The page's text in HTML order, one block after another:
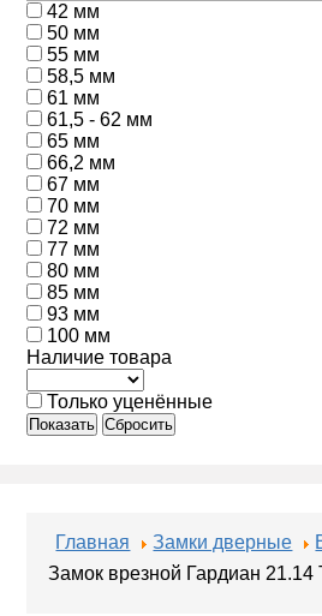
42 мм
50 мм
55 мм
58,5 мм
61 мм
61,5 - 62 мм
65 мм
66,2 мм
67 мм
70 мм
72 мм
77 мм
80 мм
85 мм
93 мм
100 мм
Наличие товара
Только уценённые
Показать Сбросить
Главная Замки дверные
Замок врезной Гардиан